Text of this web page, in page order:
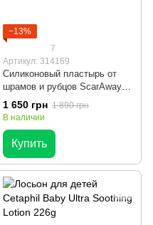
−13%
7
Артикул: 314169
Силиконовый пластырь от
шрамов и рубцов ScarAway
Silicone Scar Sheets 3,8см х
7,6см 10 шт
1 650 грн 1 890 грн
В наличии
Купить